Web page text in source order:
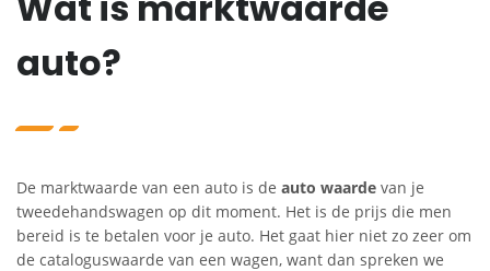
auto?
De marktwaarde van een auto is de auto waarde van je
tweedehandswagen op dit moment. Het is de prijs die men
bereid is te betalen voor je auto. Het gaat hier niet zo zeer om
de cataloguswaarde van een wagen, want dan spreken we